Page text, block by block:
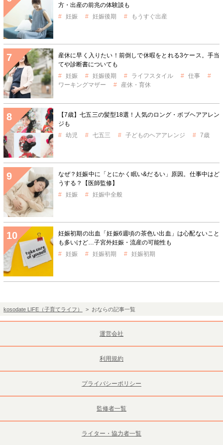
方・出産の前兆の体験談も
妊娠
妊娠後期 もうすぐ出産
産休に早く入りたい！前倒しで休暇をとれる3ケース。手当
てや診断書についても
妊娠
妊娠後期 ライフスタイル
仕事
ワーキングマザー
産休・育休
【7歳】七五三の髪型18選！人気のロング・ボブヘアアレン
ジも
幼児
七五三 子どものヘアアレンジ 7歳
なぜ？妊娠中に「とにかく眠い&だるい」原因。仕事中はど
うする？【医師監修】
妊娠
妊娠中全般
妊娠初期の出血「妊娠6週頃の茶色い出血」は心配ないこと
も多いけど…子宮外妊娠・流産の可能性も
妊娠
妊娠初期 妊娠初期
kosodate LIFE（子育てライフ） > おならの記事一覧
運営会社
利用規約
プライバシーポリシー
監修者一覧
ライター・協力者一覧